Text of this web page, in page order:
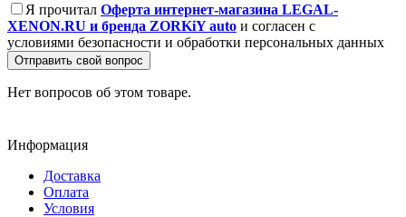
Я прочитал Оферта интернет-магазина LEGAL-
XENON.RU и бренда ZORKiY auto и согласен с
условиями безопасности и обработки персональных данных
Отправить свой вопрос
Нет вопросов об этом товаре.
Информация
Доставка
Оплата
Условия